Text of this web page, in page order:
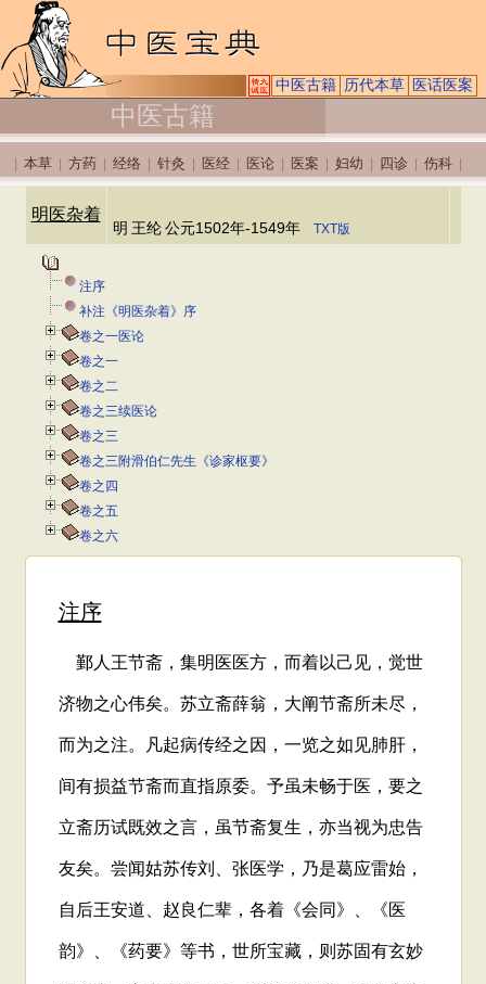
中医古籍 历代本草 医话医案
中医古籍
本草 方药 经络 针灸 医经 医论 医案 妇幼 四诊 伤科
明医杂着
明 王纶 公元1502年-1549年 TXT版
注序
补注《明医杂着》序
卷之一医论
卷之一
卷之二
卷之三续医论
卷之三
卷之三附滑伯仁先生《诊家枢要》
卷之四
卷之五
卷之六